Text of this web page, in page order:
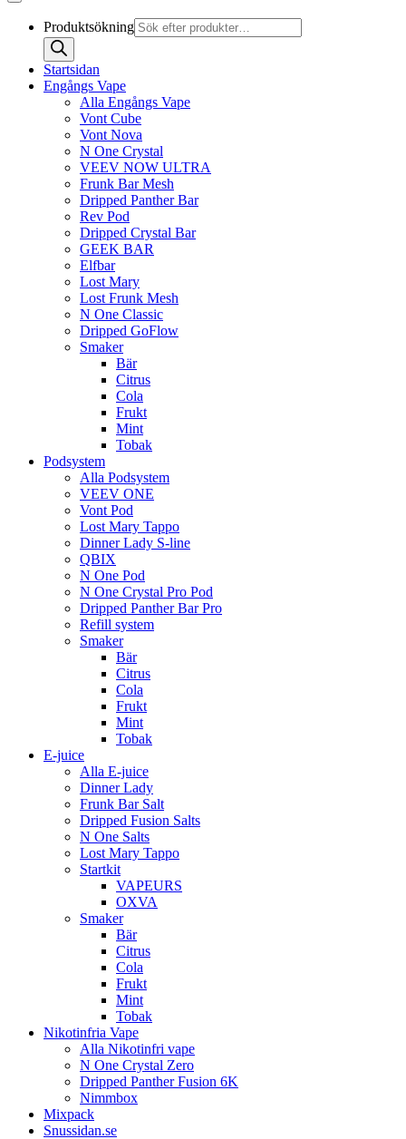
Produktsökning
Startsidan
Engångs Vape
Alla Engångs Vape
Vont Cube
Vont Nova
N One Crystal
VEEV NOW ULTRA
Frunk Bar Mesh
Dripped Panther Bar
Rev Pod
Dripped Crystal Bar
GEEK BAR
Elfbar
Lost Mary
Lost Frunk Mesh
N One Classic
Dripped GoFlow
Smaker
Bär
Citrus
Cola
Frukt
Mint
Tobak
Podsystem
Alla Podsystem
VEEV ONE
Vont Pod
Lost Mary Tappo
Dinner Lady S-line
QBIX
N One Pod
N One Crystal Pro Pod
Dripped Panther Bar Pro
Refill system
Smaker
Bär
Citrus
Cola
Frukt
Mint
Tobak
E-juice
Alla E-juice
Dinner Lady
Frunk Bar Salt
Dripped Fusion Salts
N One Salts
Lost Mary Tappo
Startkit
VAPEURS
OXVA
Smaker
Bär
Citrus
Cola
Frukt
Mint
Tobak
Nikotinfria Vape
Alla Nikotinfri vape
N One Crystal Zero
Dripped Panther Fusion 6K
Nimmbox
Mixpack
Snussidan.se